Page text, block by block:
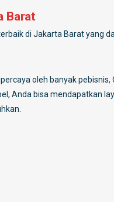
Barat
di Jakarta Barat yang
oleh banyak
Anda bisa mendapatkan